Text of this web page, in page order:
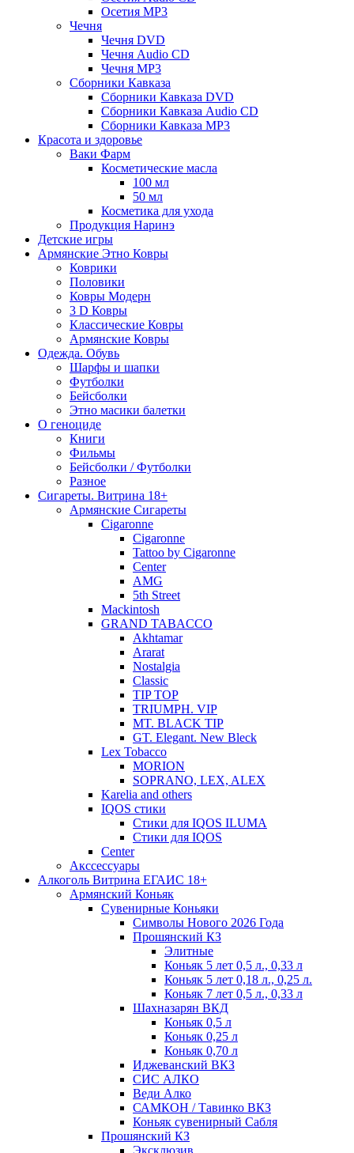
Осетия MP3
Чечня
Чечня DVD
Чечня Audio CD
Чечня MP3
Сборники Кавказа
Сборники Кавказа DVD
Сборники Кавказа Audio CD
Сборники Кавказа MP3
Красота и здоровье
Ваки Фарм
Косметические масла
100 мл
50 мл
Косметика для ухода
Продукция Наринэ
Детские игры
Армянские Этно Ковры
Коврики
Половики
Ковры Модерн
3 D Ковры
Классические Ковры
Армянские Ковры
Одежда. Обувь
Шарфы и шапки
Футболки
Бейсболки
Этно масики балетки
О геноциде
Книги
Фильмы
Бейсболки / Футболки
Разное
Сигареты. Витрина 18+
Армянские Сигареты
Cigaronne
Cigaronne
Tattoo by Cigaronne
Center
AMG
5th Street
Mackintosh
GRAND TABACCO
Akhtamar
Ararat
Nostalgia
Classic
TIP TOP
TRIUMPH. VIP
MT. BLACK TIP
GT. Elegant. New Bleck
Lex Tobacco
MORION
SOPRANO, LEX, ALEX
Karelia and others
IQOS стики
Стики для IQOS ILUMA
Стики для IQOS
Сenter
Акссессуары
Алкоголь Витрина ЕГАИС 18+
Армянский Коньяк
Сувенирные Коньяки
Символы Нового 2026 Года
Прошянский КЗ
Элитные
Коньяк 5 лет 0,5 л., 0,33 л
Коньяк 5 лет 0,18 л., 0,25 л.
Коньяк 7 лет 0,5 л., 0,33 л
Шахназарян ВКД
Коньяк 0,5 л
Коньяк 0,25 л
Коньяк 0,70 л
Иджеванский ВКЗ
СИС АЛКО
Веди Алко
САМКОН / Тавинко ВКЗ
Коньяк сувенирный Сабля
Прошянский КЗ
Эксклюзив